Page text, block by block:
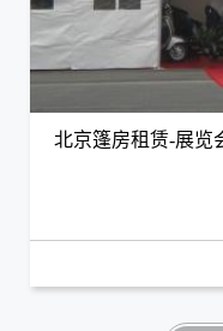
北京篷房租赁-展览